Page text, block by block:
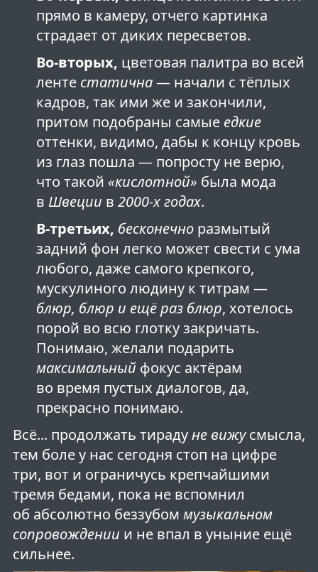
прямо в камеру, отчего картинка
страдает от диких пересветов.
Во-вторых, цветовая палитра во всей
ленте статична— начали с тёплых
кадров, так ими же и закончили,
притом подобраны самые едкие
оттенки, видимо, дабы к концу кровь
из глаз пошла — попросту не верю,
что такой «кислотной» была мода
в Швеции в 2000-х годах.
В-третьих, бесконечноразмытый
задний фон легко может свести с ума
любого, даже самого крепкого,
мускулиного людину к титрам —
блюр, блюр и ещё раз блюр, хотелось
порой во всю глотку закричать.
Понимаю, желали подарить
максимальный фокус актёрам
во время пустых диалогов, да,
прекрасно понимаю.
Всё... продолжать тирадуне вижусмысла,
тем боле у нас сегодня стоп на цифре
три, вот и ограничусь крепчайшими
тремя бедами, пока не вспомнил
об абсолютно беззубом музыкальном
сопровождении и не впал в уныние ещё
сильнее.